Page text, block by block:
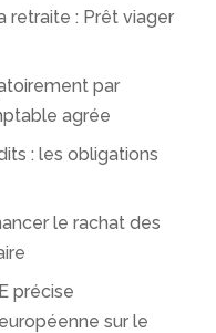
retraite : Prêt viager
par
agrée
: les obligations
le rachat des
précise
sur le